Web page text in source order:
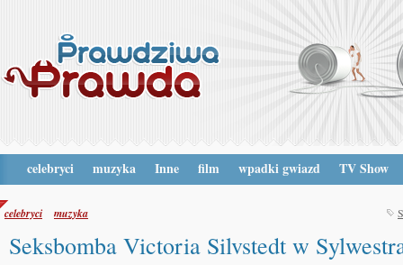
celebryci muzyka Inne film wpadki gwiazd TV Show
celebryci muzyka
Seksbomba Victoria Silvstedt w